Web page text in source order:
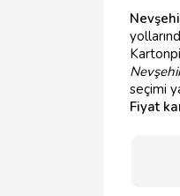
seçimi
Fiyat